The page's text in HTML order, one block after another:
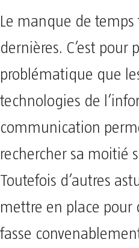
Le manque de
dernières. C’est pour
problématique que
technologies de
communication
rechercher sa moitié
Toutefois d’autres
mettre en place pour
fasse